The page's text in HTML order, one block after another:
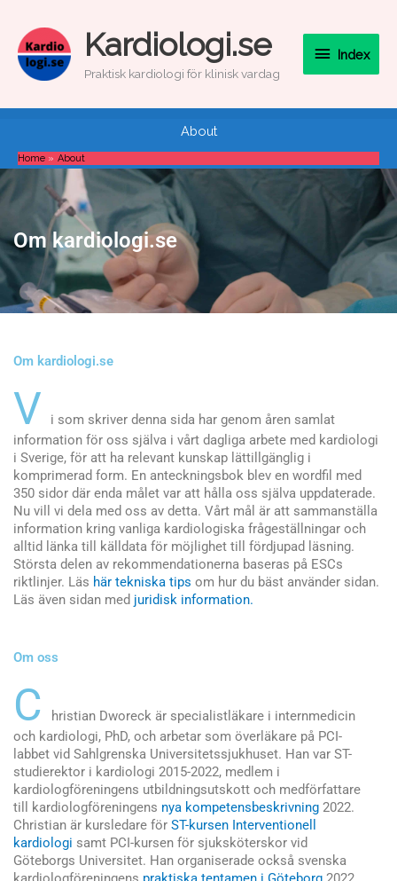
content
Kardiologi.se
Praktisk kardiologi för klinisk vardag
Index
Index
About
Home About
Om kardiologi.se
Om kardiologi.se
V
i som skriver denna sida har genom åren samlat
information för oss själva i vårt dagliga arbete med kardiologi
i Sverige, för att ha relevant kunskap lättillgänglig i
komprimerad form. En anteckningsbok blev en wordfil med
350 sidor där enda målet var att hålla oss själva uppdaterade.
Nu vill vi dela med oss av detta. Vårt mål är att sammanställa
information kring vanliga kardiologiska frågeställningar och
alltid länka till källdata för möjlighet till fördjupad läsning.
Största delen av rekommendationerna baseras på ESCs
riktlinjer. Läs här tekniska tips om hur du bäst använder sidan.
Läs även sidan med juridisk information.
Om oss
C
hristian Dworeck är specialistläkare i internmedicin
och kardiologi, PhD, och arbetar som överläkare på PCI-
labbet vid Sahlgrenska Universitetssjukhuset. Han var ST-
studierektor i kardiologi 2015-2022, medlem i
kardiologföreningens utbildningsutskott och medförfattare
till kardiologföreningens nya kompetensbeskrivning 2022.
Christian är kursledare för ST-kursen Interventionell
kardiologi samt PCI-kursen för sjuksköterskor vid
Göteborgs Universitet. Han organiserade också svenska